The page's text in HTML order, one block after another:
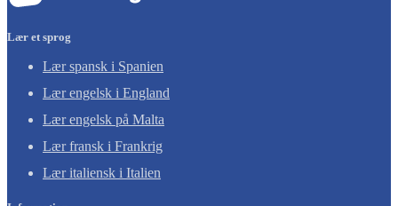
Lær et sprog
Lær spansk i Spanien
Lær engelsk i England
Lær engelsk på Malta
Lær fransk i Frankrig
Lær italiensk i Italien